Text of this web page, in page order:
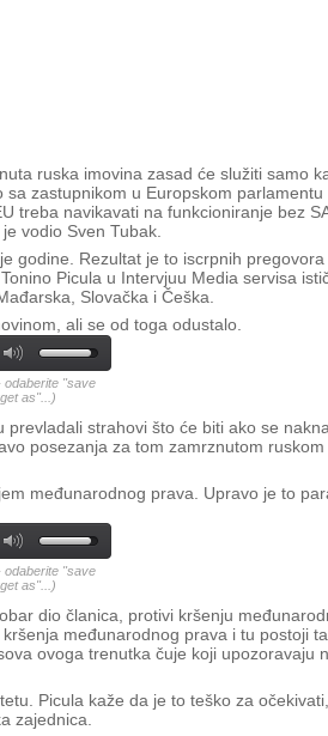
ruska imovina zasad će služiti samo
zastupnikom u Europskom parlamentu
treba navikavati na funkcioniranje bez
vodio Sven Tubak.
godine. Rezultat je to iscrpnih pregovora
Picula u Intervjuu Media servisa
Slovačka i Češka.
ali se od toga odustalo.
odaberite "save
as"...)
strahovi što će biti ako se
posezanja za tom zamrznutom
međunarodnog prava. Upravo je to
odaberite "save
as"...)
dio članica, protivi kršenju
međunarodnog prava i tu postoji
ovoga trenutka čuje koji upozoravaju
Picula kaže da je to teško za
zajednica.